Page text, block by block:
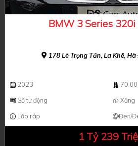
BMW 3 Series
178 Lê Trọng Tấn, La Khê,
2023
Số tự động
Xăng
Lắp ráp
Đen/
1 Tỷ 239